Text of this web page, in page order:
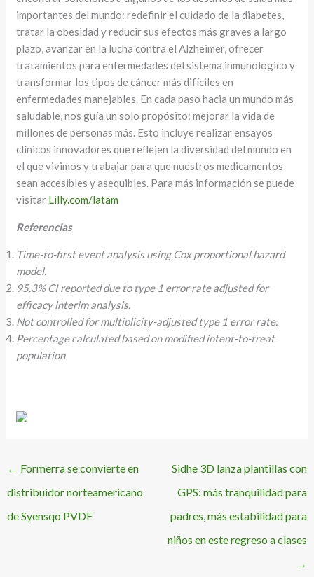
importantes del mundo: redefinir el cuidado de la diabetes,
tratar la obesidad y reducir sus efectos más graves a largo
plazo, avanzar en la lucha contra el Alzheimer, ofrecer
tratamientos para enfermedades del sistema inmunológico y
transformar los tipos de cáncer más difíciles en
enfermedades manejables. En cada paso hacia un mundo más
saludable, nos guía un solo propósito: mejorar la vida de
millones de personas más. Esto incluye realizar ensayos
clínicos innovadores que reflejen la diversidad del mundo en
el que vivimos y trabajar para que nuestros medicamentos
sean accesibles y asequibles. Para más información se puede
visitar Lilly.com/latam
Referencias
Time-to-first event analysis using Cox proportional hazard
model.
95.3% CI reported due to type 1 error rate adjusted for
efficacy interim analysis.
Not controlled for multiplicity-adjusted type 1 error rate.
Percentage calculated based on modified intent-to-treat
population
← Formerra se convierte en
distribuidor norteamericano
de Syensqo PVDF
Sidhe 3D lanza plantillas con
GPS: más tranquilidad para
padres, más estabilidad para
niños en este regreso a clases
→